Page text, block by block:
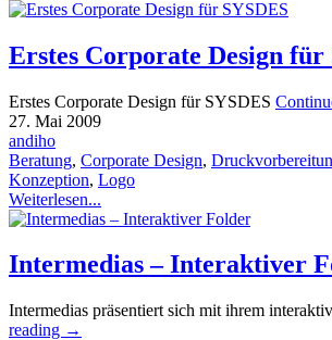
Erstes Corporate Design für
Erstes Corporate Design für SYSDES
27. Mai 2009
andiho
Beratung, Corporate Design,
Konzeption, Logo
Weiterlesen...
Intermedias – Interaktiver
Intermedias präsentiert sich mit ihrem
reading →